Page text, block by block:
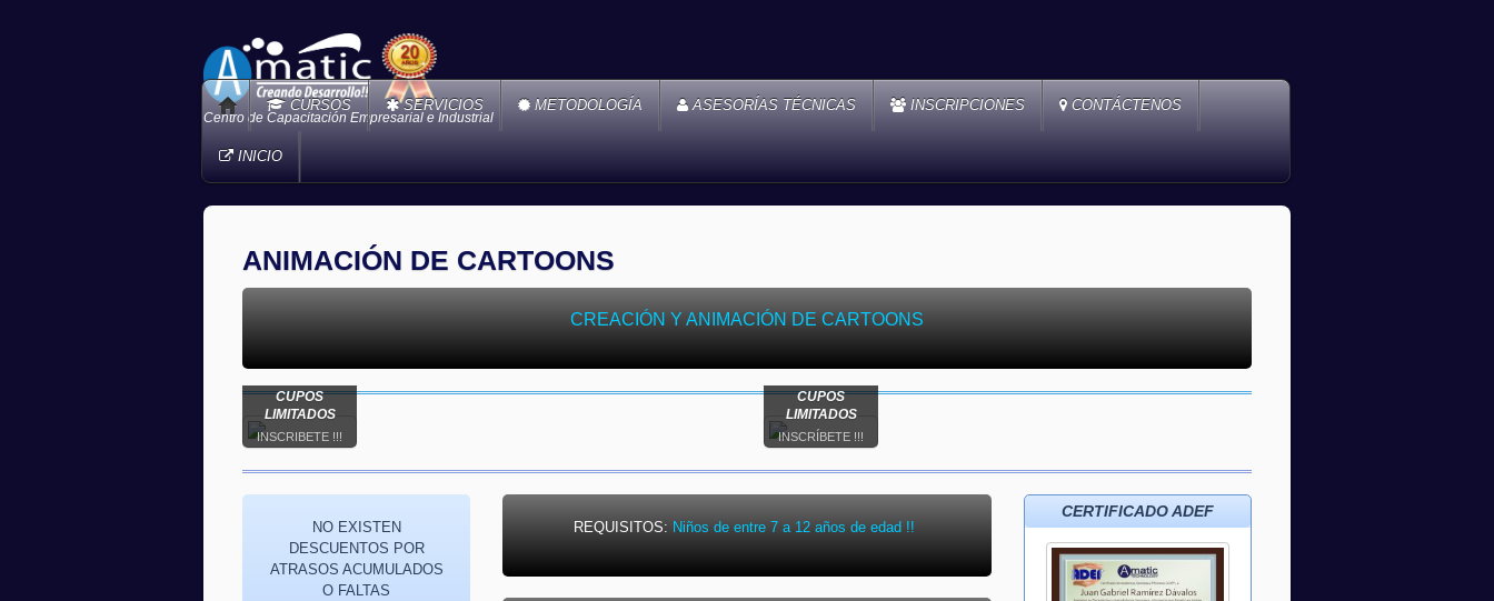
Centro de Capacitación Empresarial e Industrial
CURSOS SERVICIOS METODOLOGÍA ASESORÍAS TÉCNICAS INSCRIPCIONES CONTÁCTENOS
INICIO
ANIMACIÓN DE CARTOONS
CREACIÓN Y ANIMACIÓN DE CARTOONS
CUPOS
LIMITADOS
INSCRIBETE !!!
CUPOS
LIMITADOS
INSCRÍBETE !!!
NO EXISTEN
DESCUENTOS POR
ATRASOS ACUMULADOS
O FALTAS
REQUISITOS: Niños de entre 7 a 12 años de edad !!
CERTIFICADO ADEF